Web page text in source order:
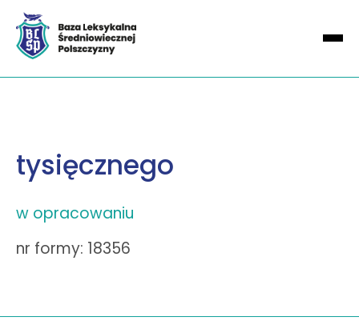
tysięcznego
w opracowaniu
nr formy: 18356